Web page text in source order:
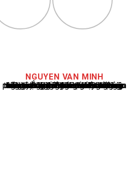
NGUYEN VAN MINH
Nguyễn Văn Minh là một trong những chuyên gia hàng đầu về báo cáo tin tức thể thao tại Việt Nam, với hơn 10 năm hoạt động trong ngành. Ông có kiến thức sâu rộng và kinh nghiệm đáng kể trong việc phân tích và báo cáo về các sự kiện thể thao hàng đầu. Sự hiểu biết sâu sắc của ông về ngành này đã giúp ông xây dựng uy tín và danh tiếng trong cộng đồng báo chí thể thao.